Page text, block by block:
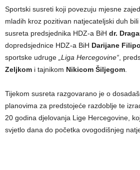
Sportski susreti koji povezuju mjesne
mladih kroz pozitivan natjecateljski duh
susreta predsjednika HDZ-a BiH dr.
dopredsjednice HDZ-a BiH Darijane
sportske udruge „Liga Hercegovine“ ,
Zeljkom i tajnikom Nikicom Šiljegom
Tijekom susreta razgovarano je o
planovima za predstojeće razdoblje te
20 godina djelovanja Lige Hercegovine,
svjetlo dana do početka ovogodišnjeg